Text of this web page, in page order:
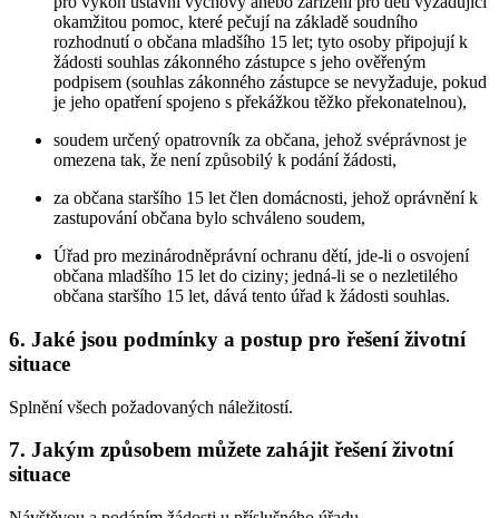
okamžitou pomoc, které pečují na základě soudního
rozhodnutí o občana mladšího 15 let; tyto osoby připojují k
žádosti souhlas zákonného zástupce s jeho ověřeným
podpisem (souhlas zákonného zástupce se nevyžaduje, pokud
je jeho opatření spojeno s překážkou těžko překonatelnou),
soudem určený opatrovník za občana, jehož svéprávnost je
omezena tak, že není způsobilý k podání žádosti,
za občana staršího 15 let člen domácnosti, jehož oprávnění k
zastupování občana bylo schváleno soudem,
Úřad pro mezinárodněprávní ochranu dětí, jde-li o osvojení
občana mladšího 15 let do ciziny; jedná-li se o nezletilého
občana staršího 15 let, dává tento úřad k žádosti souhlas.
6. Jaké jsou podmínky a postup pro řešení životní
situace
Splnění všech požadovaných náležitostí.
7. Jakým způsobem můžete zahájit řešení životní
situace